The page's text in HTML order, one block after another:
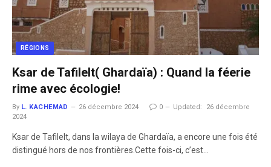
RÉGIONS
Ksar de Tafilelt( Ghardaïa) : Quand la féerie
rime avec écologie!
By L. KACHEMAD 26 décembre 2024 0 Updated:
26 décembre
2024
Ksar de Tafilelt, dans la wilaya de Ghardaïa, a encore une fois été
distingué hors de nos frontières.Cette fois-ci, c’est…